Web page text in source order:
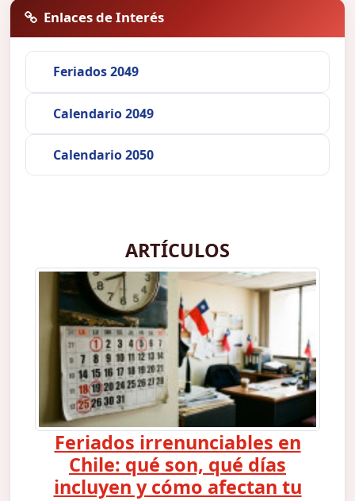
Enlaces de Interés
Feriados 2049
Calendario 2049
Calendario 2050
ARTÍCULOS
Feriados irrenunciables en
Chile: qué son, qué días
incluyen y cómo afectan tu